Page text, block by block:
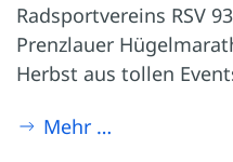
Radsportvereins RSV
Prenzlauer
Herbst aus tollen
Mehr …